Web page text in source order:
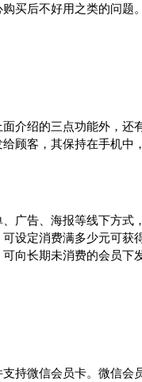
买后不好用之类的问题。
介绍的三点功能外，还
顾客，其保持在手机中
广告、海报等线下方式
设定消费满多少元可获
向长期未消费的会员下
支持微信会员卡。微信